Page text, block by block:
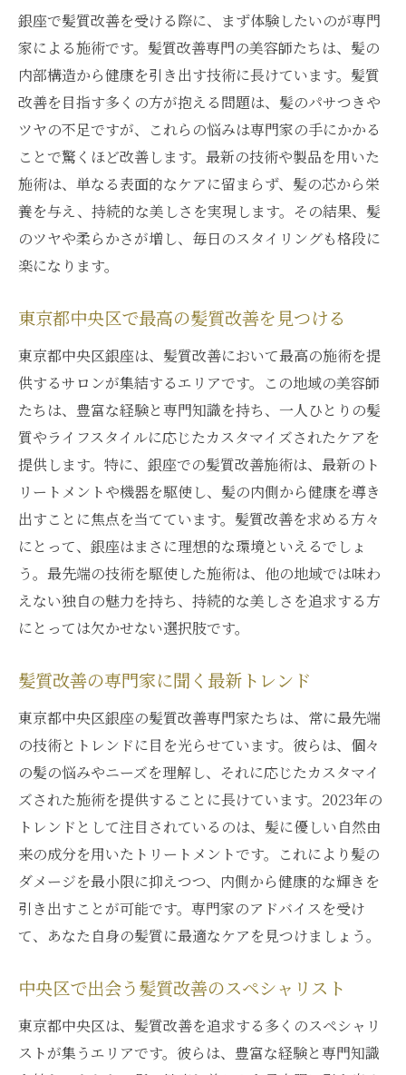
銀座で髪質改善を受ける際に、まず体験したいのが専門
家による施術です。髪質改善専門の美容師たちは、髪の
内部構造から健康を引き出す技術に長けています。髪質
改善を目指す多くの方が抱える問題は、髪のパサつきや
ツヤの不足ですが、これらの悩みは専門家の手にかかる
ことで驚くほど改善します。最新の技術や製品を用いた
施術は、単なる表面的なケアに留まらず、髪の芯から栄
養を与え、持続的な美しさを実現します。その結果、髪
のツヤや柔らかさが増し、毎日のスタイリングも格段に
楽になります。
東京都中央区で最高の髪質改善を見つける
東京都中央区銀座は、髪質改善において最高の施術を提
供するサロンが集結するエリアです。この地域の美容師
たちは、豊富な経験と専門知識を持ち、一人ひとりの髪
質やライフスタイルに応じたカスタマイズされたケアを
提供します。特に、銀座での髪質改善施術は、最新のト
リートメントや機器を駆使し、髪の内側から健康を導き
出すことに焦点を当てています。髪質改善を求める方々
にとって、銀座はまさに理想的な環境といえるでしょ
う。最先端の技術を駆使した施術は、他の地域では味わ
えない独自の魅力を持ち、持続的な美しさを追求する方
にとっては欠かせない選択肢です。
髪質改善の専門家に聞く最新トレンド
東京都中央区銀座の髪質改善専門家たちは、常に最先端
の技術とトレンドに目を光らせています。彼らは、個々
の髪の悩みやニーズを理解し、それに応じたカスタマイ
ズされた施術を提供することに長けています。2023年の
トレンドとして注目されているのは、髪に優しい自然由
来の成分を用いたトリートメントです。これにより髪の
ダメージを最小限に抑えつつ、内側から健康的な輝きを
引き出すことが可能です。専門家のアドバイスを受け
て、あなた自身の髪質に最適なケアを見つけましょう。
中央区で出会う髪質改善のスペシャリスト
東京都中央区は、髪質改善を追求する多くのスペシャリ
ストが集うエリアです。彼らは、豊富な経験と専門知識